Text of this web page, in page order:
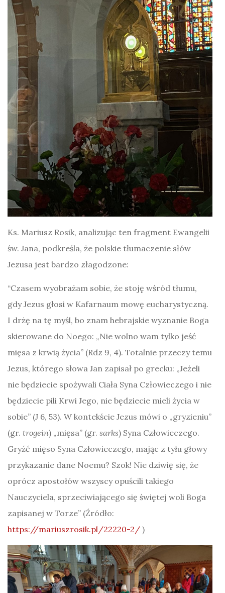
Ks. Mariusz Rosik, analizując ten fragment Ewangelii
św. Jana, podkreśla, że polskie tłumaczenie słów
Jezusa jest bardzo złagodzone:
“Czasem wyobrażam sobie, że stoję wśród tłumu,
gdy Jezus głosi w Kafarnaum mowę eucharystyczną.
I drżę na tę myśl, bo znam hebrajskie wyznanie Boga
skierowane do Noego: „Nie wolno wam tylko jeść
mięsa z krwią życia” (Rdz 9, 4). Totalnie przeczy temu
Jezus, którego słowa Jan zapisał po grecku: „Jeżeli
nie będziecie spożywali Ciała Syna Człowieczego i nie
będziecie pili Krwi Jego, nie będziecie mieli życia w
sobie” (J 6, 53). W kontekście Jezus mówi o „gryzieniu”
(gr. trogein) „mięsa” (gr. sarks) Syna Człowieczego.
Gryźć mięso Syna Człowieczego, mając z tyłu głowy
przykazanie dane Noemu? Szok! Nie dziwię się, że
oprócz apostołów wszyscy opuścili takiego
Nauczyciela, sprzeciwiającego się świętej woli Boga
zapisanej w Torze” (Źródło:
https://mariuszrosik.pl/22220-2/ )